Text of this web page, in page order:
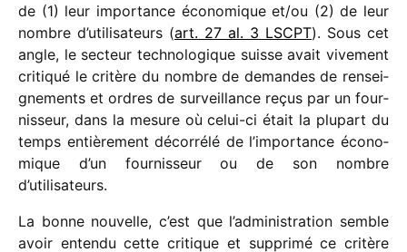
de (1) leur impor­tance écono­mique et/​ou (2) de leur
nombre d’utilisateurs (art. 27 al. 3 LSCPT). Sous cet
angle, le secteur tech­no­lo­gique suisse avait vive­ment
criti­qué le critère du nombre de demandes de rensei­
gne­ments et ordres de surveillance reçus par un four­
nis­seur, dans la mesure où celui-ci était la plupart du
temps entiè­re­ment décor­rélé de l’importance écono­
mique d’un four­nis­seur ou de son nombre
d’utilisateurs.
La bonne nouvelle, c’est que l’administration semble
avoir entendu cette critique et supprimé ce critère